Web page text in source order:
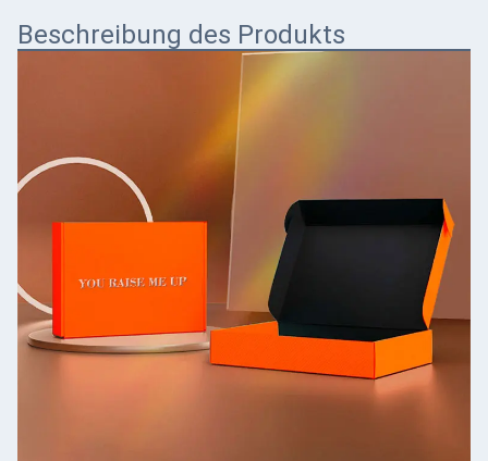
Beschreibung des Produkts